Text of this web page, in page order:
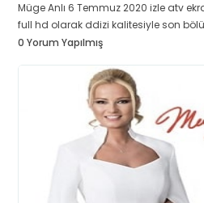
Müge Anlı 6 Temmuz 2020 izle atv
full hd olarak ddizi kalitesiyle son
0 Yorum Yapılmış